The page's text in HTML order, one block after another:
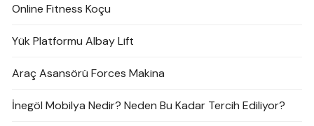
Online Fitness Koçu
Yük Platformu Albay Lift
Araç Asansörü Forces Makina
İnegöl Mobilya Nedir? Neden Bu Kadar Tercih Ediliyor?